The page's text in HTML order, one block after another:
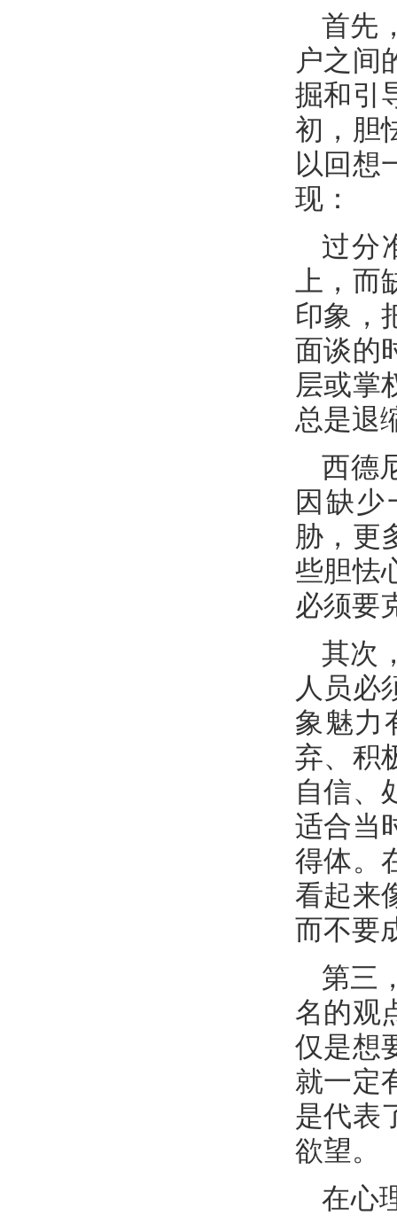
首先
户之间
掘和引
初，胆
以回想
现：
过分
上，
印象，
面谈的
层或掌
总是退
西德
因缺
胁，更
些胆怯
必须要
其次
人员必
象魅力
弃、积
自信、
适合当
得体。
看起来
而不要
第三
名的观
仅是想
就一定
是代表
欲望。
在心